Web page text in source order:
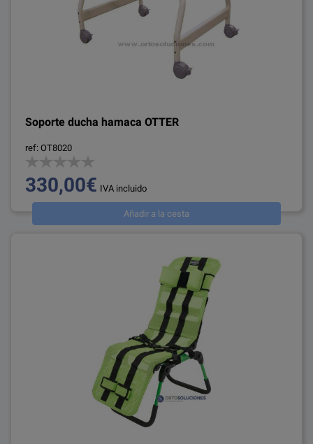
Soporte ducha hamaca OTTER
ref: OT8020
330,00€ IVA incluido
Añadir a la cesta